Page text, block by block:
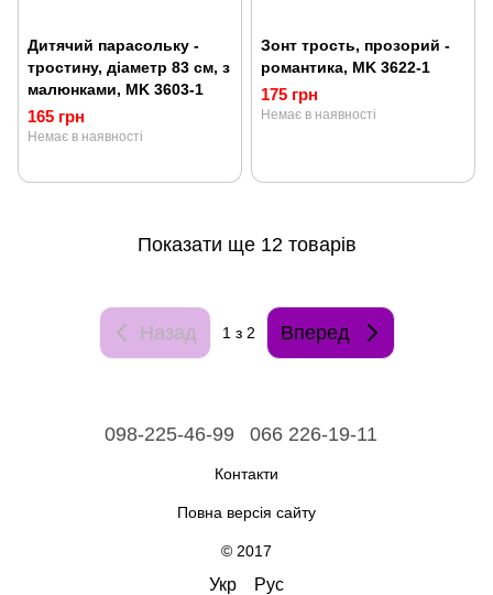
Дитячий парасольку -
тростину, діаметр 83 см, з
малюнками, MK 3603-1
165 грн
Немає в наявності
Зонт трость, прозорий -
романтика, MK 3622-1
175 грн
Немає в наявності
Показати ще 12 товарів
Назад 1 з 2 Вперед
098-225-46-99 066 226-19-11
Контакти
Повна версія сайту
© 2017
Укр Рус